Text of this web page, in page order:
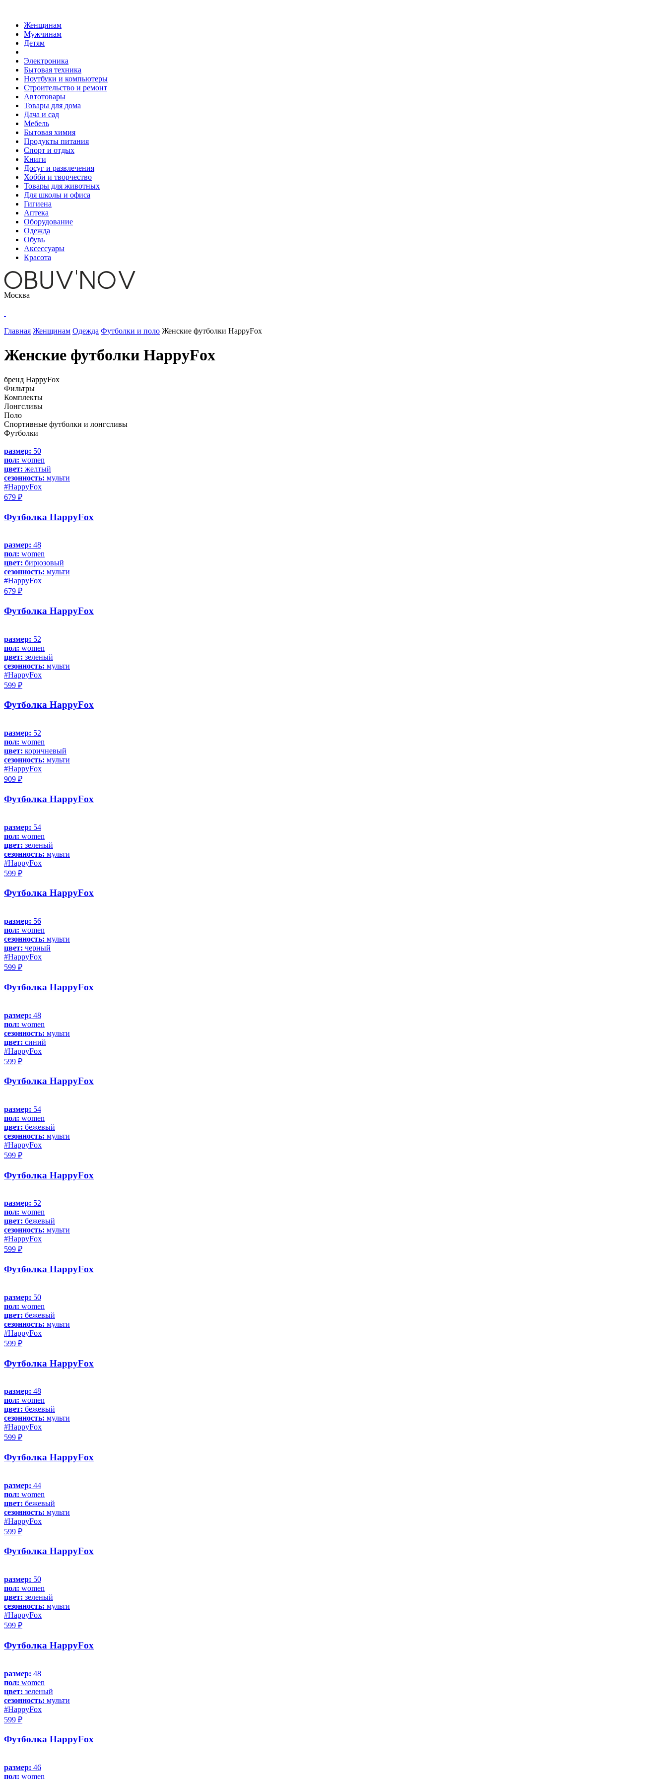
Женщинам
Мужчинам
Детям
Электроника
Бытовая техника
Ноутбуки и компьютеры
Строительство и ремонт
Автотовары
Товары для дома
Дача и сад
Мебель
Бытовая химия
Продукты питания
Спорт и отдых
Книги
Досуг и развлечения
Хобби и творчество
Товары для животных
Для школы и офиса
Гигиена
Аптека
Оборудование
Одежда
Обувь
Аксессуары
Красота
Москва
Главная Женщинам Одежда Футболки и поло Женские футболки HappyFox
Женские футболки HappyFox
бренд HappyFox
Фильтры
Комплекты
Лонгсливы
Поло
Спортивные футболки и лонгсливы
Футболки
размер: 50
пол: women
цвет: желтый
сезонность: мульти
#HappyFox
679 ₽
Футболка HappyFox
размер: 48
пол: women
цвет: бирюзовый
сезонность: мульти
#HappyFox
679 ₽
Футболка HappyFox
размер: 52
пол: women
цвет: зеленый
сезонность: мульти
#HappyFox
599 ₽
Футболка HappyFox
размер: 52
пол: women
цвет: коричневый
сезонность: мульти
#HappyFox
909 ₽
Футболка HappyFox
размер: 54
пол: women
цвет: зеленый
сезонность: мульти
#HappyFox
599 ₽
Футболка HappyFox
размер: 56
пол: women
сезонность: мульти
цвет: черный
#HappyFox
599 ₽
Футболка HappyFox
размер: 48
пол: women
сезонность: мульти
цвет: синий
#HappyFox
599 ₽
Футболка HappyFox
размер: 54
пол: women
цвет: бежевый
сезонность: мульти
#HappyFox
599 ₽
Футболка HappyFox
размер: 52
пол: women
цвет: бежевый
сезонность: мульти
#HappyFox
599 ₽
Футболка HappyFox
размер: 50
пол: women
цвет: бежевый
сезонность: мульти
#HappyFox
599 ₽
Футболка HappyFox
размер: 48
пол: women
цвет: бежевый
сезонность: мульти
#HappyFox
599 ₽
Футболка HappyFox
размер: 44
пол: women
цвет: бежевый
сезонность: мульти
#HappyFox
599 ₽
Футболка HappyFox
размер: 50
пол: women
цвет: зеленый
сезонность: мульти
#HappyFox
599 ₽
Футболка HappyFox
размер: 48
пол: women
цвет: зеленый
сезонность: мульти
#HappyFox
599 ₽
Футболка HappyFox
размер: 46
пол: women